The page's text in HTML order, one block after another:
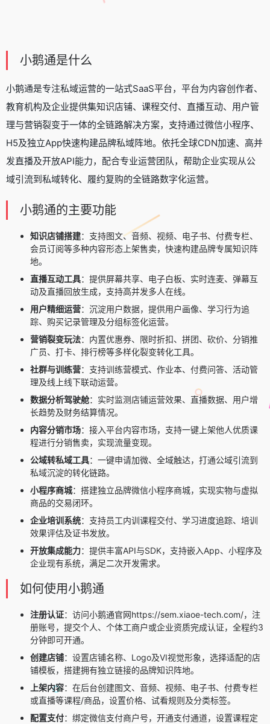
小鹅通是什么
小鹅通是专注私域运营的一站式SaaS平台，平台为内容创作者、
教育机构及企业提供集知识店铺、课程交付、直播互动、用户管
理与营销裂变于一体的全链路解决方案，支持通过微信小程序、
H5及独立App快速构建品牌私域阵地。依托全球CDN加速、高并
发直播及开放API能力，配合专业运营团队，帮助企业实现从公
域引流到私域转化、履约复购的全链路数字化运营。
小鹅通的主要功能
知识店铺搭建：支持图文、音频、视频、电子书、付费专栏、
会员订阅等多种内容形态上架售卖，快速构建品牌专属知识阵
地。
直播互动工具：提供屏幕共享、电子白板、实时连麦、弹幕互
动及直播回放生成，支持高并发多人在线。
用户精细运营：沉淀用户数据，提供用户画像、学习行为追
踪、购买记录管理及分组标签化运营。
营销裂变玩法：内置优惠券、限时折扣、拼团、砍价、分销推
广员、打卡、排行榜等多样化裂变转化工具。
社群与训练营：支持训练营模式、作业本、付费问答、活动管
理及线上线下联动运营。
数据分析驾驶舱：实时监测店铺运营效果、直播数据、用户增
长趋势及财务结算情况。
内容分销市场：接入平台内容市场，支持一键上架他人优质课
程进行分销售卖，实现流量变现。
公域转私域工具：一键申请加微、全域触达，打通公域引流到
私域沉淀的转化链路。
小程序商城：搭建独立品牌微信小程序商城，实现实物与虚拟
商品的交易闭环。
企业培训系统：支持员工内训课程交付、学习进度追踪、培训
效果评估及证书发放。
开放集成能力：提供丰富API与SDK，支持嵌入App、小程序及
企业现有系统，满足二次开发需求。
如何使用小鹅通
注册认证：访问小鹅通官网https://sem.xiaoe-tech.com/，注
册账号，提交个人、个体工商户或企业资质完成认证，全程约3
分钟即可开通。
创建店铺：设置店铺名称、Logo及VI视觉形象，选择适配的店
铺模板，搭建拥有独立链接的品牌知识阵地。
上架内容：在后台创建图文、音频、视频、电子书、付费专栏
或直播等课程/商品，设置价格、试看规则及分类标签。
配置支付：绑定微信支付商户号，开通支付通道，设置课程定